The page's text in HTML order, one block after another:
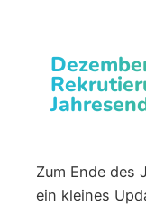
Zum Ende des
ein kleines